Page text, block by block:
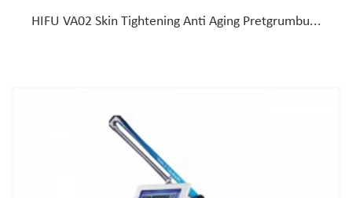
HIFU VA02 Skin Tightening Anti Aging Pretgrumbu...